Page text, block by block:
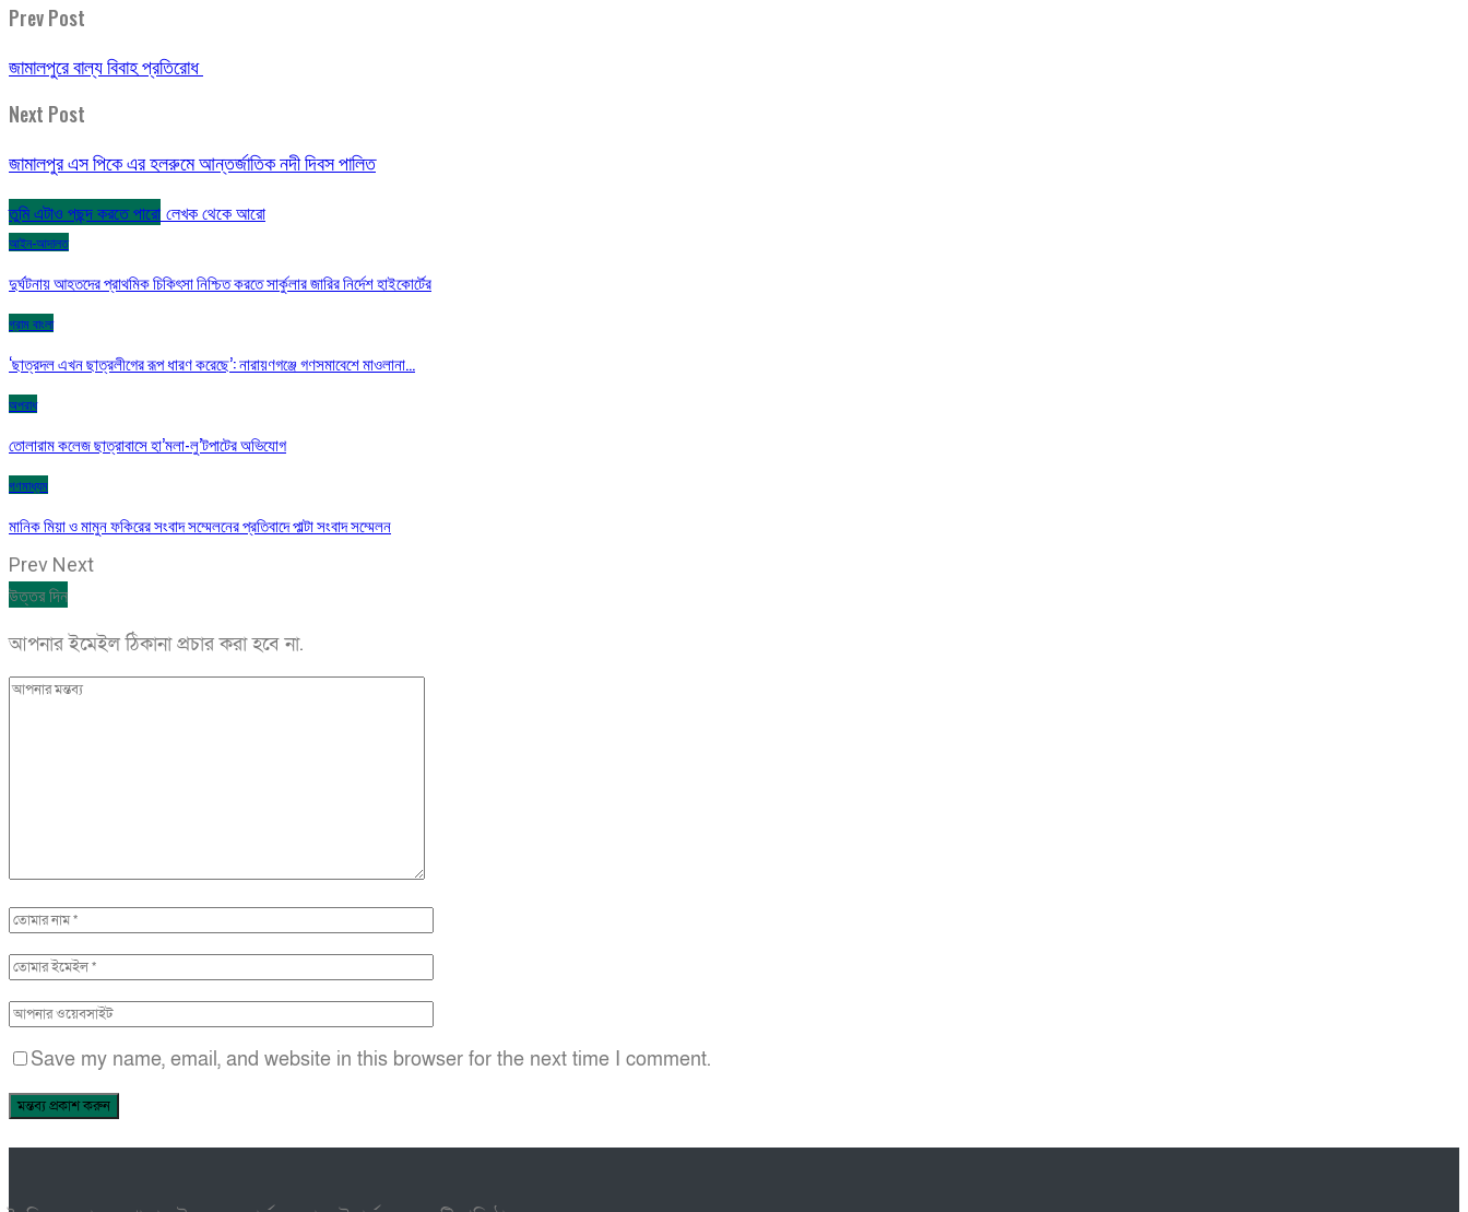
Prev Post
জামালপুরে বাল্য বিবাহ প্রতিরোধ
Next Post
জামালপুর এস পিকে এর হলরুমে আন্তর্জাতিক নদী দিবস পালিত
তুমি এটাও পছন্দ করতে পারো লেখক থেকে আরো
আইন-আদালত
দুর্ঘটনায় আহতদের প্রাথমিক চিকিৎসা নিশ্চিত করতে সার্কুলার জারির নির্দেশ হাইকোর্টের
গ্রাম বাংলা
‘ছাত্রদল এখন ছাত্রলীগের রূপ ধারণ করেছে’: নারায়ণগঞ্জে গণসমাবেশে মাওলানা…
অপরাধ
তোলারাম কলেজ ছাত্রাবাসে হা’মলা-লু’টপাটের অভিযোগ
গণমাধ্যম
মানিক মিয়া ও মামুন ফকিরের সংবাদ সম্মেলনের প্রতিবাদে পাল্টা সংবাদ সম্মেলন
Prev Next
উত্তর দিন
আপনার ইমেইল ঠিকানা প্রচার করা হবে না.
Save my name, email, and website in this browser for the next time I comment.